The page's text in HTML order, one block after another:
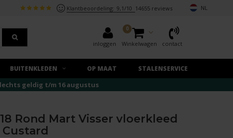
Klantbeoordeling: 9,1/10 14655 reviews NL
inloggen
0
Winkelwagen contact
BUITENKLEDEN OP MAAT STALENSERVICE
geldig t/m 16 augustus
Rond Mart Visser vloerkleed